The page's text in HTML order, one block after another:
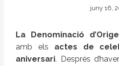
juny 16,
La Denominació
amb els actes de
aniversari. Després